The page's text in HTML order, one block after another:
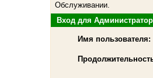
Вход для
Имя пользователя: